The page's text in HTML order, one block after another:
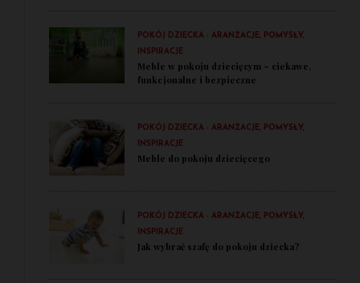
POKÓJ DZIECKA - ARANŻACJE, POMYSŁY,
INSPIRACJE
Meble w pokoju dziecięcym – ciekawe,
funkcjonalne i bezpieczne
POKÓJ DZIECKA - ARANŻACJE, POMYSŁY,
INSPIRACJE
Meble do pokoju dziecięcego
POKÓJ DZIECKA - ARANŻACJE, POMYSŁY,
INSPIRACJE
Jak wybrać szafę do pokoju dziecka?